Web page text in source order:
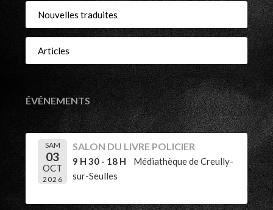
Nouvelles traduites
Articles
ÉVÉNEMENTS
SAM
03
OCT
2026
SALON DU LIVRE POLICIER
9 H 30 - 18 H
Médiathèque de Creully-
sur-Seulles